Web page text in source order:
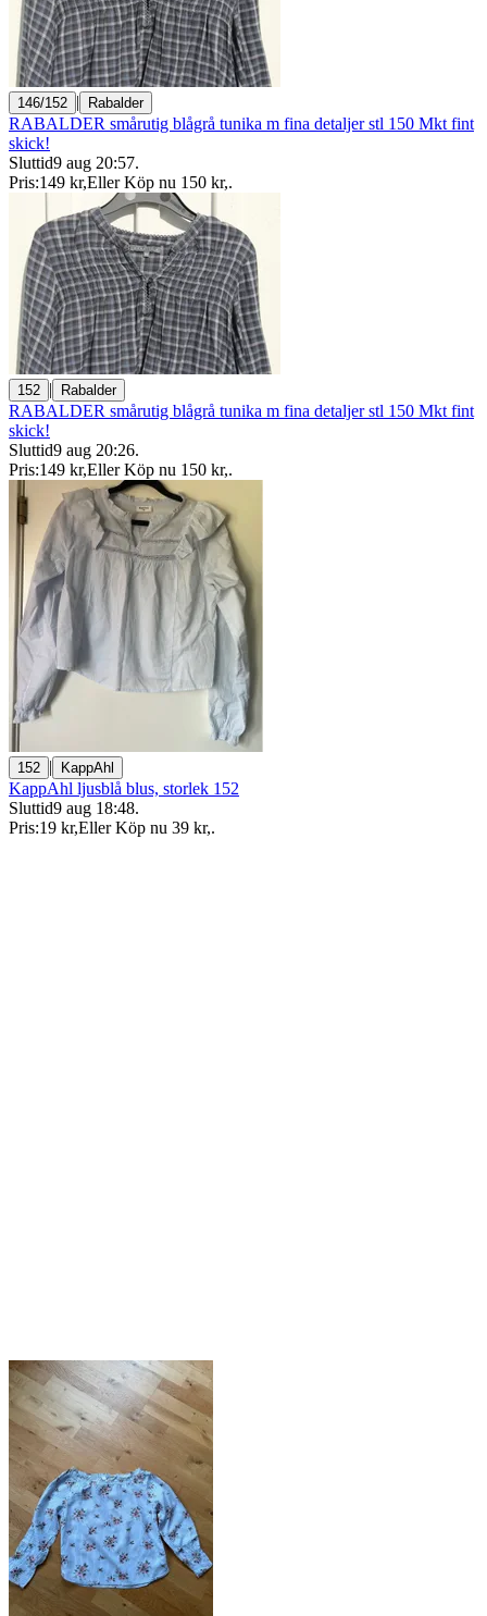
146/152 | Rabalder
RABALDER smårutig blågrå tunika m fina detaljer stl 150 Mkt fint
skick!
Sluttid9 aug 20:57.
Pris:149 kr,Eller Köp nu 150 kr,.
152 | Rabalder
RABALDER smårutig blågrå tunika m fina detaljer stl 150 Mkt fint
skick!
Sluttid9 aug 20:26.
Pris:149 kr,Eller Köp nu 150 kr,.
152 | KappAhl
KappAhl ljusblå blus, storlek 152
Sluttid9 aug 18:48.
Pris:19 kr,Eller Köp nu 39 kr,.